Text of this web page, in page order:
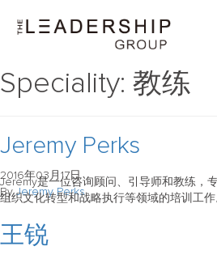
Speciality: 教练
Jeremy Perks
2016年03月17日
ByJeremy Perks
Jeremy是一位咨询顾问、引导师和教练，
组织文化转型和战略执行等领域的培训工
王锐